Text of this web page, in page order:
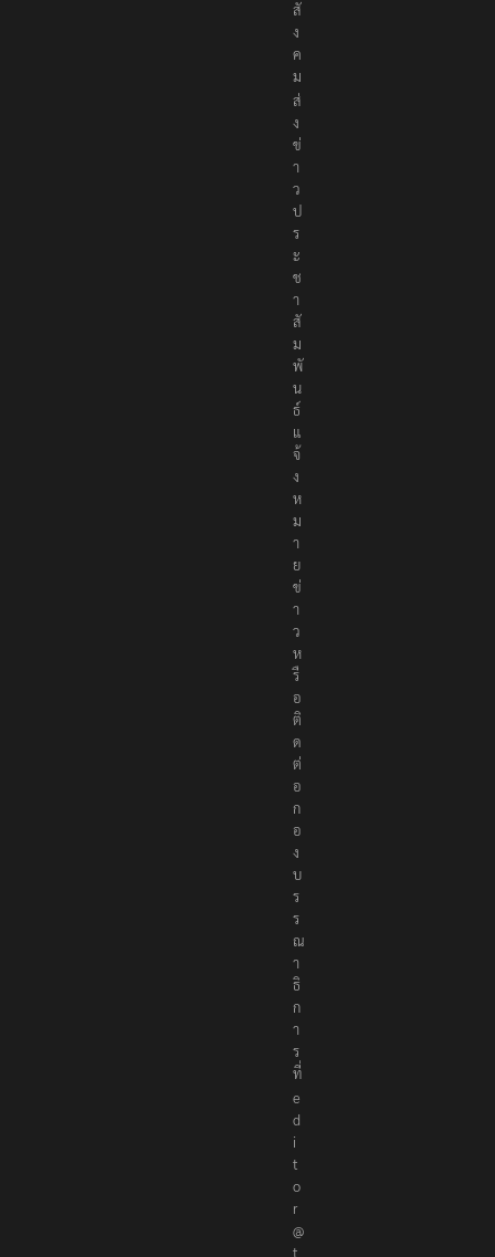
ม
ส่
ง
ข่
า
ว
ป
ร
ะ
ช
า
สั
ม
พั
น
ธ์
แ
จ้
ง
ห
ม
า
ย
ข่
า
ว
ห
รื
อ
ติ
ด
ต่
อ
ก
อ
ง
บ
ร
ร
ณ
า
ธิ
ก
า
ร
ที่
e
d
i
t
o
r
@
t
h
e